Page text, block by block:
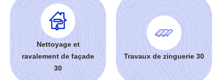
Nettoyage et
ravalement de façade
30
Travaux de zinguerie 30